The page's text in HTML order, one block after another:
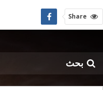
Share
بحث